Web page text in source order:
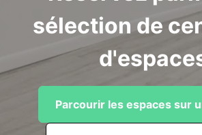
sélection de
Parcourir les espaces sur